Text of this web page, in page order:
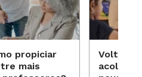
propiciar
mais
Volta às